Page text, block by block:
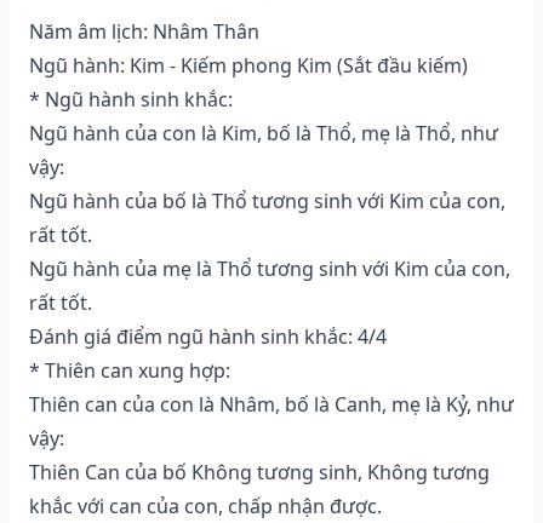
Năm âm lịch: Nhâm Thân
Ngũ hành: Kim - Kiếm phong Kim (Sắt đầu kiếm)
* Ngũ hành sinh khắc:
Ngũ hành của con là Kim, bố là Thổ, mẹ là Thổ, như
vậy:
Ngũ hành của bố là Thổ tương sinh với Kim của con,
rất tốt.
Ngũ hành của mẹ là Thổ tương sinh với Kim của con,
rất tốt.
Đánh giá điểm ngũ hành sinh khắc: 4/4
* Thiên can xung hợp:
Thiên can của con là Nhâm, bố là Canh, mẹ là Kỷ, như
vậy:
Thiên Can của bố Không tương sinh, Không tương
khắc với can của con, chấp nhận được.